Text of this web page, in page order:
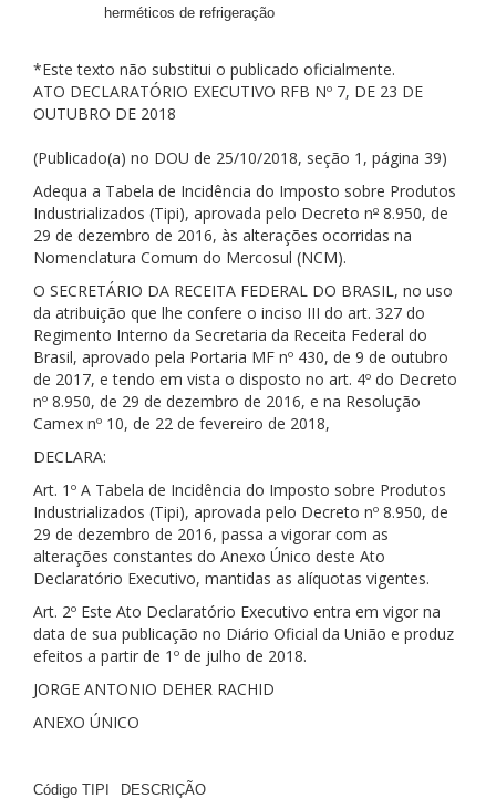
herméticos de refrigeração
*Este texto não substitui o publicado oficialmente.
ATO DECLARATÓRIO EXECUTIVO RFB Nº 7, DE 23 DE
OUTUBRO DE 2018
(Publicado(a) no DOU de 25/10/2018, seção 1, página 39)
Adequa a Tabela de Incidência do Imposto sobre Produtos
Industrializados (Tipi), aprovada pelo Decreto nº 8.950, de
29 de dezembro de 2016, às alterações ocorridas na
Nomenclatura Comum do Mercosul (NCM).
O SECRETÁRIO DA RECEITA FEDERAL DO BRASIL, no uso
da atribuição que lhe confere o inciso III do art. 327 do
Regimento Interno da Secretaria da Receita Federal do
Brasil, aprovado pela Portaria MF nº 430, de 9 de outubro
de 2017, e tendo em vista o disposto no art. 4º do Decreto
nº 8.950, de 29 de dezembro de 2016, e na Resolução
Camex nº 10, de 22 de fevereiro de 2018,
DECLARA:
Art. 1º A Tabela de Incidência do Imposto sobre Produtos
Industrializados (Tipi), aprovada pelo Decreto nº 8.950, de
29 de dezembro de 2016, passa a vigorar com as
alterações constantes do Anexo Único deste Ato
Declaratório Executivo, mantidas as alíquotas vigentes.
Art. 2º Este Ato Declaratório Executivo entra em vigor na
data de sua publicação no Diário Oficial da União e produz
efeitos a partir de 1º de julho de 2018.
JORGE ANTONIO DEHER RACHID
ANEXO ÚNICO
Código TIPI DESCRIÇÃO